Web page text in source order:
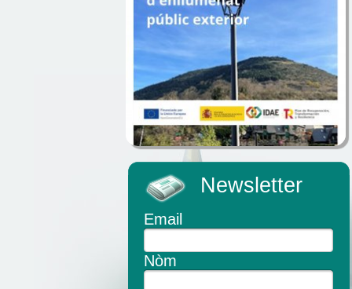
Newsletter
Email
Nòm